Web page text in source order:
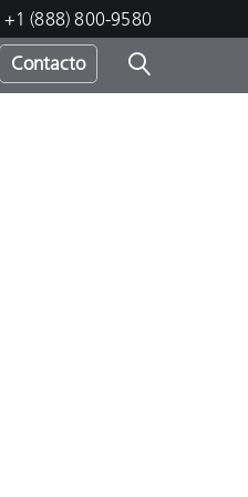
+1 (888) 800-9580
Contacto